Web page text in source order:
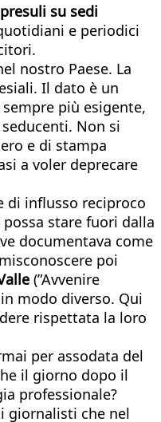
su sedi
e periodici
nostro Paese. La
Il dato è un
più esigente,
Non si
e di stampa
a voler deprecare
di influsso reciproco
stare fuori dalla
documentava come
poi
(”Avvenire
modo diverso. Qui
rispettata la loro
per assodata del
il giorno dopo il
professionale?
giornalisti che nel